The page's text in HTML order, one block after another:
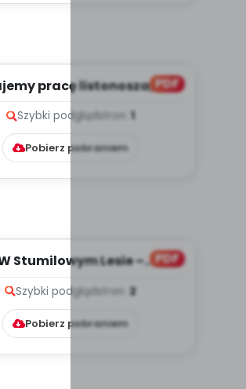
PDF
pracę listonosza, cz. 1
Szybki podgląd stron: 1
Pobierz pobraniem
PDF
Stumilowym Lesie –
Szybki podglądstron: 2
Pobierz pobraniem